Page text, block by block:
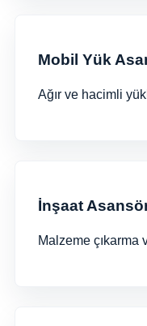
Mobil Yük
Ağır ve hacimli
İnşaat
Malzeme çıkarma